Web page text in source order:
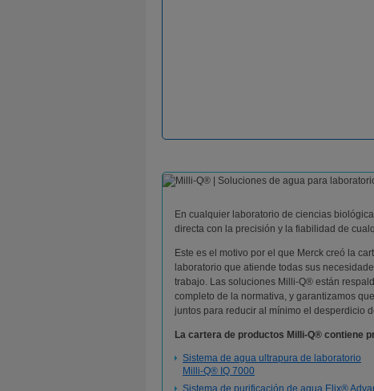
En cualquier laboratorio de ciencias
directa con la precisión y la fiabilidad de
Este es el motivo por el que Merck creó la
laboratorio que atiende todas sus
trabajo. Las soluciones Milli-Q® están
completo de la normativa, y garantizamos
juntos para reducir al mínimo el desperdicio
La cartera de productos Milli-Q® contiene
Sistema de agua ultrapura de laboratorio
Milli-Q® IQ 7000
Sistema de purificación de agua Elix®